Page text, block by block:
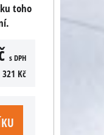
toho
s DPH
321 Kč